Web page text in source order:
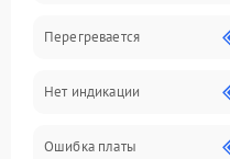
Перегревается
Нет индикации
Ошибка платы